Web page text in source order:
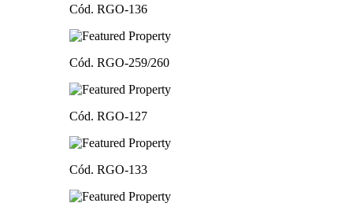
Cód. RGO-136
Cód. RGO-259/260
Cód. RGO-127
Cód. RGO-133